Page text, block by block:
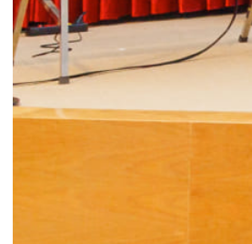
Dược Hải Phòng;
Thành Ủy viên, Giám đốc Sở Y tế
BSCKII. Nguyễn Văn Vy – Nguyên
tế, Chủ tịch Thành hội Y Dược Hải
Chủ tịch Hội đồng quản trị Tổng
Kênh – CTCP cùng các đồng chí là
Sở Y tế, Lãnh đạo các phòng, ban Sở
lãnh đạo các Hội chuyên ngành,
đoàn và báo cáo viên có: PGS.TS.
Nhung – Chủ tịch Hội Phổi Việt